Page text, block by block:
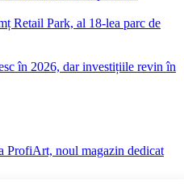
Retail Park, al 18-lea parc de
în 2026, dar investițiile revin în
ProfiArt, noul magazin dedicat